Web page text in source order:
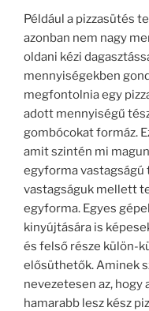
Például a pizzasütés
azonban nem nagy
oldani kézi
mennyiségekben
megfontolnia egy
adott mennyiségű
gombócokat formáz.
amit szintén mi
egyforma vastagságú
vastagságuk mellett
egyforma. Egyes
kinyújtására is
és felső része külön-
elősüthetők. Aminek
nevezetesen az,
hamarabb lesz kész